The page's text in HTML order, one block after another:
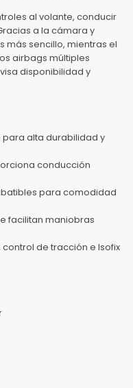
al volante, conducir
a la cámara y
más sencillo, mientras el
airbags múltiples
disponibilidad y
alta durabilidad y
conducción
para comodidad
facilitan maniobras
de tracción e Isofix